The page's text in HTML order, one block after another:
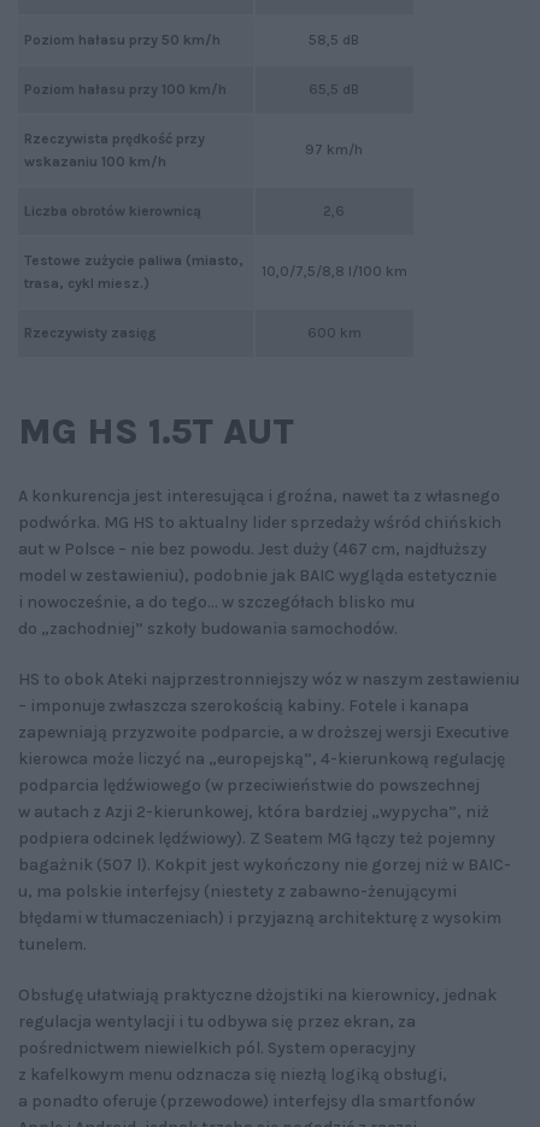
58,5 dB
65,5 dB
97 km/h
2,6
10,0/7,5/8,8 l/100 km
600 km
Poziom hałasu przy 50 km/h
Poziom hałasu przy 100 km/h
Rzeczywista prędkość przy
wskazaniu 100 km/h
Liczba obrotów kierownicą
Testowe zużycie paliwa (miasto,
trasa, cykl miesz.)
Rzeczywisty zasięg
MG HS 1.5T AUT
A konkurencja jest interesująca i groźna, nawet ta z własnego
podwórka. MG HS to aktualny lider sprzedaży wśród chińskich
aut w Polsce – nie bez powodu. Jest duży (467 cm, najdłuższy
model w zestawieniu), podobnie jak BAIC wygląda estetycznie
i nowocześnie, a do tego... w szczegółach blisko mu
do „zachodniej” szkoły budowania samochodów.
HS to obok Ateki najprzestronniejszy wóz w naszym zestawieniu
– imponuje zwłaszcza szerokością kabiny. Fotele i kanapa
zapewniają przyzwoite podparcie, a w droższej wersji Executive
kierowca może liczyć na „europejską”, 4-kierunkową regulację
podparcia lędźwiowego (w przeciwieństwie do powszechnej
w autach z Azji 2-kierunkowej, która bardziej „wypycha”, niż
podpiera odcinek lędźwiowy). Z Seatem MG łączy też pojemny
bagażnik (507 l). Kokpit jest wykończony nie gorzej niż w BAIC-
u, ma polskie interfejsy (niestety z zabawno-żenującymi
błędami w tłumaczeniach) i przyjazną architekturę z wysokim
tunelem.
Obsługę ułatwiają praktyczne dżojstiki na kierownicy, jednak
regulacja wentylacji i tu odbywa się przez ekran, za
pośrednictwem niewielkich pól. System operacyjny
z kafelkowym menu odznacza się niezłą logiką obsługi,
a ponadto oferuje (przewodowe) interfejsy dla smartfonów